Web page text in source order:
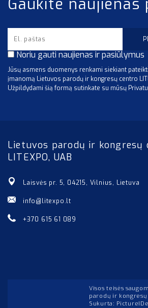
Gaukite naujienas
Noriu gauti naujienas ir pasiūlymus
Jūsų asmens duomenys renkami siekiant
įmanomą Lietuvos parodų ir kongresų centro
Užpildydami šią formą sutinkate su mūsų
Lietuvos parodų ir kongresų
LITEXPO, UAB
Laisvės pr. 5, 04215, Vilnius, Lietuva
info@litexpo.lt
+370 615 61 089
Visos teisės
parodų ir kongresų
Sukurta: